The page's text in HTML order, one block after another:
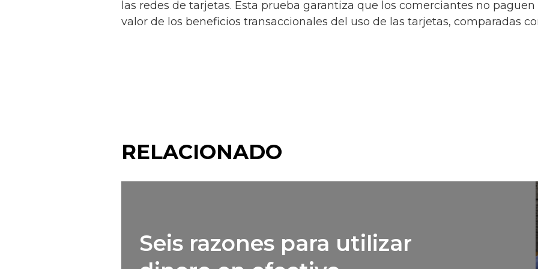
las redes de tarjetas. Esta prueba garantiza que los comerciantes no
valor de los beneficios transaccionales del uso de las tarjetas, comparadas
RELACIONADO
Seis razones para utilizar